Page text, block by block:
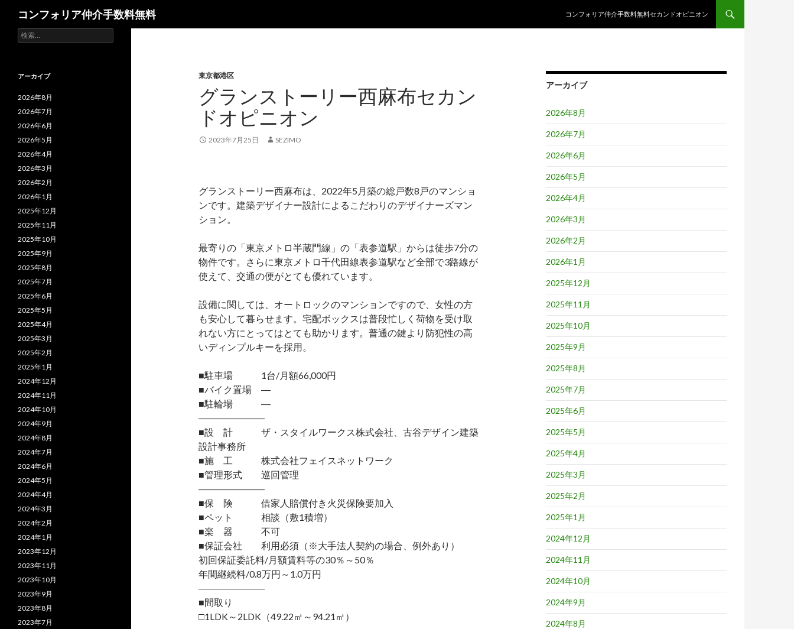
コンフォリア仲介手数料無料
コンフォリア仲介手数料無料セカンドオピニオン
東京都港区
グランストーリー西麻布セカン
ドオピニオン
2023年7月25日 SEZIMO
グランストーリー西麻布は、2022年5月築の総戸数8戸のマンショ
ンです。建築デザイナー設計によるこだわりのデザイナーズマン
ション。
最寄りの「東京メトロ半蔵門線」の「表参道駅」からは徒歩7分の
物件です。さらに東京メトロ千代田線表参道駅など全部で3路線が
使えて、交通の便がとても優れています。
設備に関しては、オートロックのマンションですので、女性の方
も安心して暮らせます。宅配ボックスは普段忙しく荷物を受け取
れない方にとってはとても助かります。普通の鍵より防犯性の高
いディンプルキーを採用。
■駐車場 1台/月額66,000円
■バイク置場 ―
■駐輪場 ―
―――――――
■設 計 ザ・スタイルワークス株式会社、古谷デザイン建築
設計事務所
■施 工 株式会社フェイスネットワーク
■管理形式 巡回管理
―――――――
■保 険 借家人賠償付き火災保険要加入
■ペット 相談（敷1積増）
■楽 器 不可
■保証会社 利用必須（※大手法人契約の場合、例外あり）
初回保証委託料/月額賃料等の30％～50％
年間継続料/0.8万円～1.0万円
―――――――
■間取り
□1LDK～2LDK（49.22㎡～94.21㎡）
アーカイブ
2026年8月
2026年7月
2026年6月
2026年5月
2026年4月
2026年3月
2026年2月
2026年1月
2025年12月
2025年11月
2025年10月
2025年9月
2025年8月
2025年7月
2025年6月
2025年5月
2025年4月
2025年3月
2025年2月
2025年1月
2024年12月
2024年11月
2024年10月
2024年9月
2024年8月
検
索:
アーカイブ
2026年8月
2026年7月
2026年6月
2026年5月
2026年4月
2026年3月
2026年2月
2026年1月
2025年12月
2025年11月
2025年10月
2025年9月
2025年8月
2025年7月
2025年6月
2025年5月
2025年4月
2025年3月
2025年2月
2025年1月
2024年12月
2024年11月
2024年10月
2024年9月
2024年8月
2024年7月
2024年6月
2024年5月
2024年4月
2024年3月
2024年2月
2024年1月
2023年12月
2023年11月
2023年10月
2023年9月
2023年8月
2023年7月